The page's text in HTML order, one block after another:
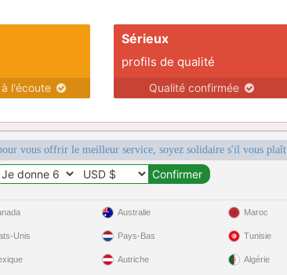
l'écoute
Sérieux
profils de qualité
Qualité confirmée
vous offrir le meilleur service, soyez solidaire s'il vous plaît
Unis
Australie
Pays-Bas
Autriche
Maroc
Tunisie
Algérie